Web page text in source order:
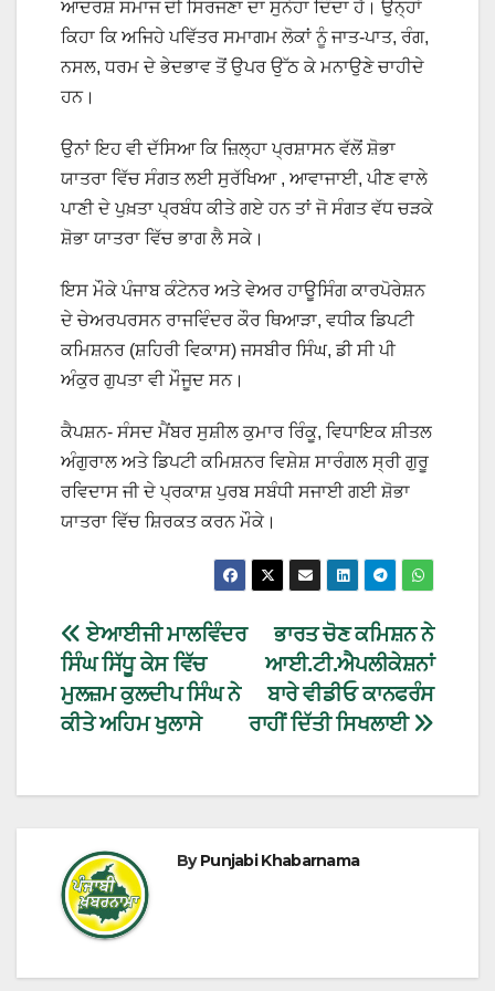
ਆਦਰਸ਼ ਸਮਾਜ ਦੀ ਸਿਰਜਣਾ ਦਾ ਸੁਨੇਹਾ ਦਿੰਦਾ ਹੈ। ਉਨ੍ਹਾਂ
ਕਿਹਾ ਕਿ ਅਜਿਹੇ ਪਵਿੱਤਰ ਸਮਾਗਮ ਲੋਕਾਂ ਨੂੰ ਜਾਤ-ਪਾਤ, ਰੰਗ,
ਨਸਲ, ਧਰਮ ਦੇ ਭੇਦਭਾਵ ਤੋਂ ਉਪਰ ਉੱਠ ਕੇ ਮਨਾਉਣੇ ਚਾਹੀਦੇ
ਹਨ।
ਉਨਾਂ ਇਹ ਵੀ ਦੱਸਿਆ ਕਿ ਜ਼ਿਲ੍ਹਾ ਪ੍ਰਸ਼ਾਸਨ ਵੱਲੋਂ ਸ਼ੋਭਾ
ਯਾਤਰਾ ਵਿੱਚ ਸੰਗਤ ਲਈ ਸੁਰੱਖਿਆ , ਆਵਾਜਾਈ, ਪੀਣ ਵਾਲੇ
ਪਾਣੀ ਦੇ ਪੁਖ਼ਤਾ ਪ੍ਰਬੰਧ ਕੀਤੇ ਗਏ ਹਨ ਤਾਂ ਜੋ ਸੰਗਤ ਵੱਧ ਚੜਕੇ
ਸ਼ੋਭਾ ਯਾਤਰਾ ਵਿੱਚ ਭਾਗ ਲੈ ਸਕੇ।
ਇਸ ਮੌਕੇ ਪੰਜਾਬ ਕੰਟੇਨਰ ਅਤੇ ਵੇਅਰ ਹਾਊਸਿੰਗ ਕਾਰਪੋਰੇਸ਼ਨ
ਦੇ ਚੇਅਰਪਰਸਨ ਰਾਜਵਿੰਦਰ ਕੌਰ ਥਿਆੜਾ, ਵਧੀਕ ਡਿਪਟੀ
ਕਮਿਸ਼ਨਰ (ਸ਼ਹਿਰੀ ਵਿਕਾਸ) ਜਸਬੀਰ ਸਿੰਘ, ਡੀ ਸੀ ਪੀ
ਅੰਕੁਰ ਗੁਪਤਾ ਵੀ ਮੌਜੂਦ ਸਨ।
ਕੈਪਸ਼ਨ- ਸੰਸਦ ਮੈਂਬਰ ਸੁਸ਼ੀਲ ਕੁਮਾਰ ਰਿੰਕੂ, ਵਿਧਾਇਕ ਸ਼ੀਤਲ
ਅੰਗੁਰਾਲ ਅਤੇ ਡਿਪਟੀ ਕਮਿਸ਼ਨਰ ਵਿਸ਼ੇਸ਼ ਸਾਰੰਗਲ ਸ੍ਰੀ ਗੁਰੂ
ਰਵਿਦਾਸ ਜੀ ਦੇ ਪ੍ਰਕਾਸ਼ ਪੁਰਬ ਸਬੰਧੀ ਸਜਾਈ ਗਈ ਸ਼ੋਭਾ
ਯਾਤਰਾ ਵਿੱਚ ਸ਼ਿਰਕਤ ਕਰਨ ਮੌਕੇ।
ਭਾਰਤ ਚੋਣ ਕਮਿਸ਼ਨ ਨੇ
ਆਈ.ਟੀ.ਐਪਲੀਕੇਸ਼ਨਾਂ
ਬਾਰੇ ਵੀਡੀਓ ਕਾਨਫਰੰਸ
ਰਾਹੀਂ ਦਿੱਤੀ ਸਿਖਲਾਈ
ਏਆਈਜੀ ਮਾਲਵਿੰਦਰ
ਸਿੰਘ ਸਿੱਧੂ ਕੇਸ ਵਿੱਚ
ਮੁਲਜ਼ਮ ਕੁਲਦੀਪ ਸਿੰਘ ਨੇ
ਕੀਤੇ ਅਹਿਮ ਖੁਲਾਸੇ
ByPunjabi Khabarnama